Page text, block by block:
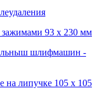
93 х 230 мм
шлифмашин -
на липучке 105 х 105